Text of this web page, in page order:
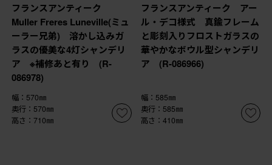
フランスアンティーク
Muller Freres Luneville(ミュ
ーラー兄弟) 溶かし込みガ
ラスの優美な4灯シャンデリ
ア ※補修あと有り (R-
086978)
幅：570㎜
奥行：570㎜
高さ：710㎜
フランスアンティーク アー
ル・デコ様式 真鍮フレーム
と彫刻入りフロストガラスの
華やかなボウル型シャンデリ
ア (R-086966)
幅：585㎜
奥行：585㎜
高さ：410㎜